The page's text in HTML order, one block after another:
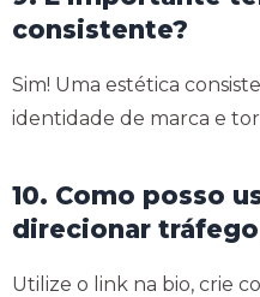
consistente?
Sim! Uma estética
identidade de marca e
10. Como posso
direcionar
Utilize o link na bio, crie